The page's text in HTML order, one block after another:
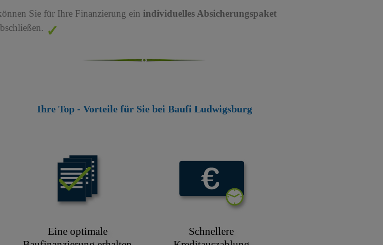
Sie für Ihre Finanzierung ein individuelles Absicherungspaket
Ihre Top - Vorteile für Sie bei Baufi Ludwigsburg
Eine optimale
Schnellere